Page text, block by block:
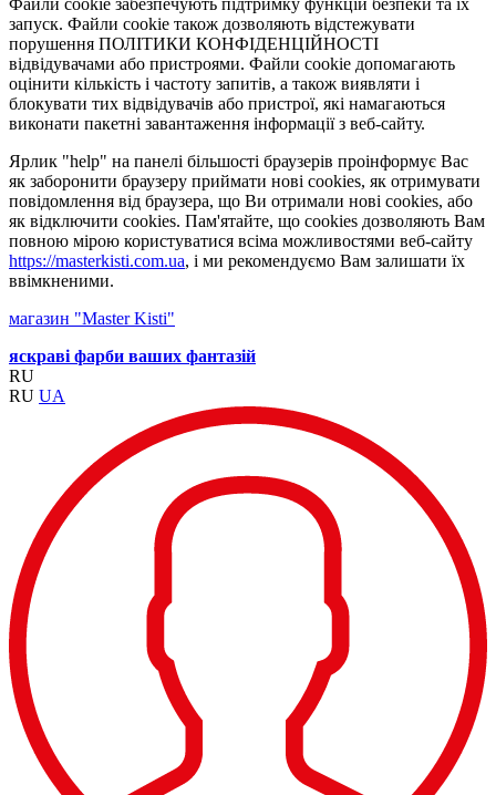
Файли cookie забезпечують підтримку функцій безпеки та їх
запуск. Файли cookie також дозволяють відстежувати
порушення ПОЛІТИКИ КОНФІДЕНЦІЙНОСТІ
відвідувачами або пристроями. Файли cookie допомагають
оцінити кількість і частоту запитів, а також виявляти і
блокувати тих відвідувачів або пристрої, які намагаються
виконати пакетні завантаження інформації з веб-сайту.
Ярлик "help" на панелі більшості браузерів проінформує Вас
як заборонити браузеру приймати нові cookies, як отримувати
повідомлення від браузера, що Ви отримали нові cookies, або
як відключити cookies. Пам'ятайте, що cookies дозволяють Вам
повною мірою користуватися всіма можливостями веб-сайту
https://masterkisti.com.ua, і ми рекомендуємо Вам залишати їх
ввімкненими.
магазин "Master Kisti"
яскраві фарби ваших фантазій
RU
RU UA